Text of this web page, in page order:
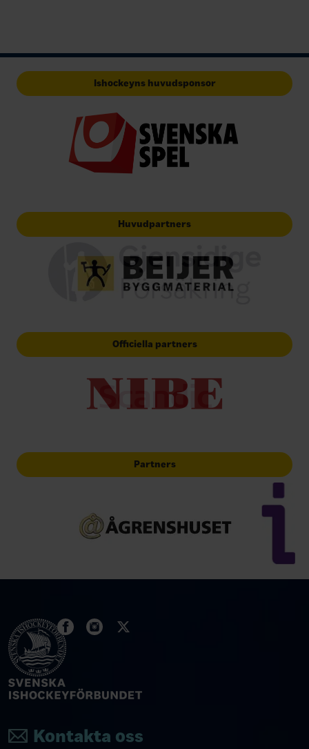
Ishockeyns huvudsponsor
Huvudpartners
Officiella partners
Partners
Kontakta oss